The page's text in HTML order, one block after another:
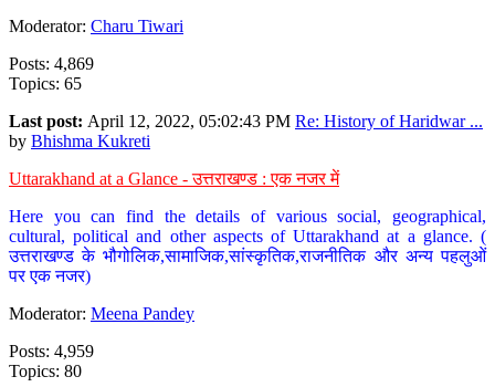
Moderator: Charu Tiwari
Posts: 4,869
Topics: 65
Last post: April 12, 2022, 05:02:43 PM Re: History of Haridwar ...
by Bhishma Kukreti
Uttarakhand at a Glance - उत्तराखण्ड : एक नजर में
Here you can find the details of various social, geographical,
cultural, political and other aspects of Uttarakhand at a glance. (
उत्तराखण्ड के भौगोलिक,सामाजिक,सांस्कृतिक,राजनीतिक और अन्य पहलुओं
पर एक नजर)
Moderator: Meena Pandey
Posts: 4,959
Topics: 80